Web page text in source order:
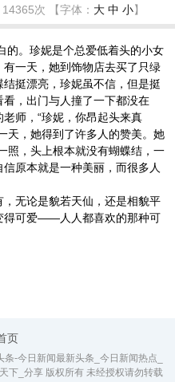
14365次 【字体： 大 中 小】
的。珍妮是个总爱低着头的小女
一天，她到饰物店去买了只绿
挺漂亮，珍妮虽不信，但是挺
，出门与人撞了一下都没在
师，“珍妮，你昂起头来真
天，她得到了许多人的赞美。她
照，头上根本就没有蝴蝶结，一
原本就是一种美丽，而很多人
无论是貌若天仙，还是相貌平
得可爱——人人都喜欢的那种可
页
-今日新闻最新头条_今日新闻热点_
下_分享 版权所有 未经授权请勿转载